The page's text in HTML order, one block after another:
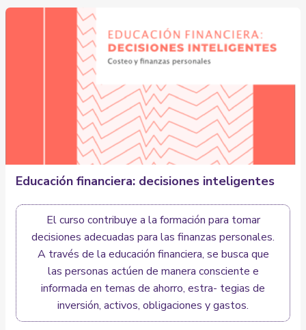
Educación financiera: decisiones inteligentes
El curso contribuye a la formación para tomar
decisiones adecuadas para las finanzas personales.
A través de la educación financiera, se busca que
las personas actúen de manera consciente e
informada en temas de ahorro, estra- tegias de
inversión, activos, obligaciones y gastos.